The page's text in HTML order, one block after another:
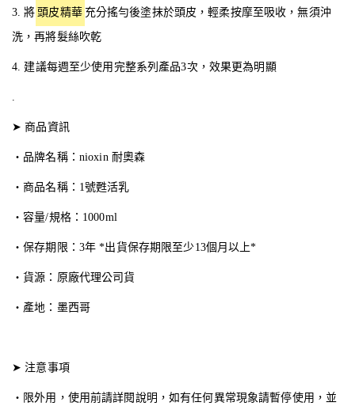
3. 將 頭皮精華 充分搖勻後塗抹於頭皮，輕柔按摩至吸收，無須沖
洗，再將髮絲吹乾
4. 建議每週至少使用完整系列產品3次，效果更為明顯
➤ 商品資訊
・品牌名稱：nioxin 耐奧森
・商品名稱：1號甦活乳
・容量/規格：1000ml
・保存期限：3年 *出貨保存期限至少13個月以上*
・貨源：原廠代理公司貨
・產地：墨西哥
➤ 注意事項
・限外用，使用前請詳閱說明，如有任何異常現象請暫停使用，並